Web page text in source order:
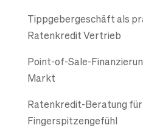
Tippgebergeschäft als
Ratenkredit Vertrieb
Point-of-Sale-
Markt
Ratenkredit-Beratung
Fingerspitzengefühl